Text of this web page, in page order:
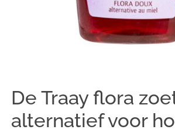
De Traay flora
alternatief voor